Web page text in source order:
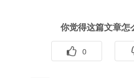
你觉得这篇文章怎
0